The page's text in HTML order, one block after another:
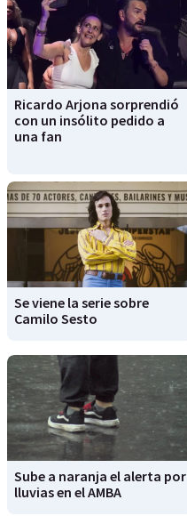
Ricardo Arjona sorprendió
con un insólito pedido a
una fan
Se viene la serie sobre
Camilo Sesto
Sube a naranja el alerta por
lluvias en el AMBA